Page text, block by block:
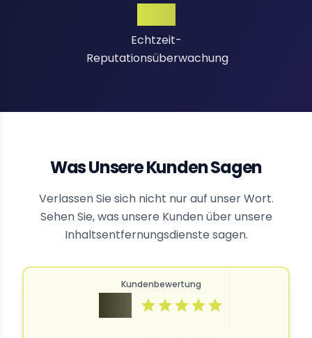
Echtzeit-
Reputationsüberwachung
Was Unsere Kunden Sagen
Verlassen Sie sich nicht nur auf unser Wort.
Sehen Sie, was unsere Kunden über unsere
Inhaltsentfernungsdienste sagen.
Kundenbewertung